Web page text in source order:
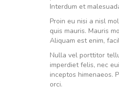
Interdum et
Proin eu nisi a nisl
quis mauris. Mauris
Aliquam est enim,
Nulla vel porttitor
imperdiet felis, nec
inceptos himenaeos.
orci.